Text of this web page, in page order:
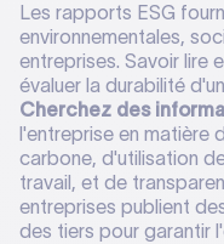
Les rapports ESG
environnementales,
entreprises. Savoir lire
évaluer la durabilité
Cherchez des
l'entreprise en matière
carbone, d'utilisation
travail, et de
entreprises publient
des tiers pour garantir